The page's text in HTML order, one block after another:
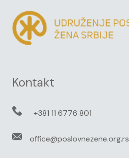
Kontakt
+381 11 6776 801
office@poslovnezene.org.rs